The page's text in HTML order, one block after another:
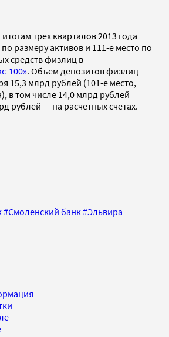
трех кварталов 2013 года
размеру активов и 111-е место по
средств физлиц в
100». Объем депозитов физлиц
15,3 млрд рублей (101-е место,
в том числе 14,0 млрд рублей
рублей — на расчетных счетах.
#Смоленский банк#Эльвира